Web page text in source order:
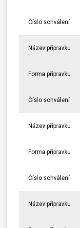
Číslo schválení
Název přípravku
Forma přípravku
Číslo schválení
Název přípravku
Forma přípravku
Číslo schválení
Název přípravku